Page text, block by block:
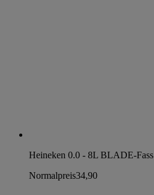
Heineken 0.0 - 8L BLADE-Fass
Normalpreis34,90